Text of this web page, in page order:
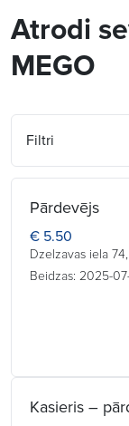
Atrodi
MEGO
Filtri
Pārdevējs
€ 5.50
Dzelzavas iela
Beidzas: 2025-
Kasieris –